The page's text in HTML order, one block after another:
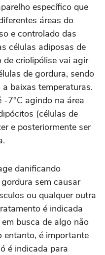
específico que
áreas do
e controlado das
células adiposas de
de criolipólise vai agir
de gordura, sendo
baixas temperaturas.
-7°C agindo na área
(células de
e posteriormente ser
danificando
sem causar
ou qualquer outra
é indicada
busca de algo não
entanto, é importante
é indicada para